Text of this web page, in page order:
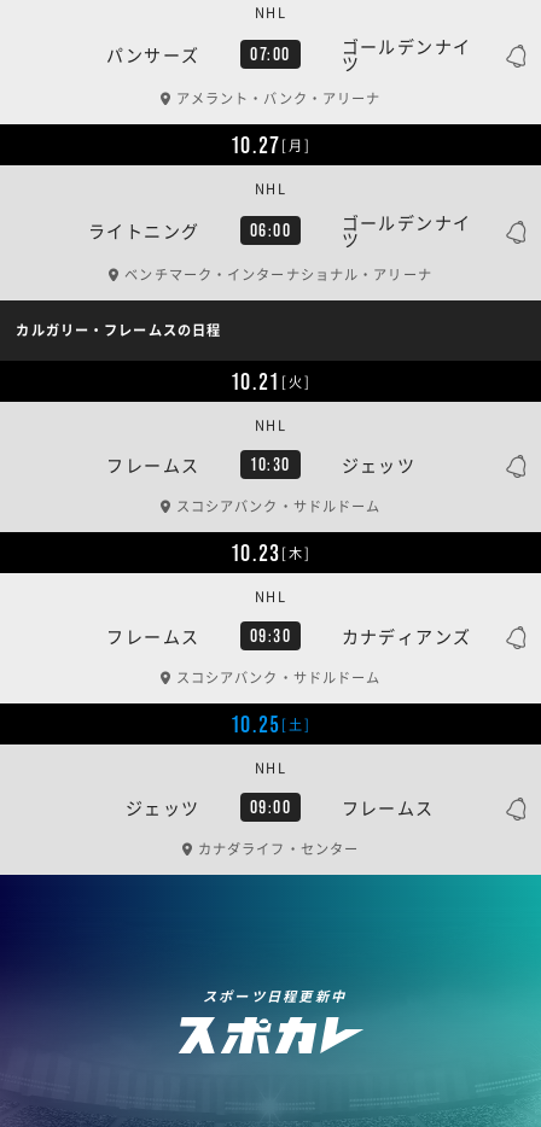
パンサーズ 07:00 ゴールデンナイ
ツ
NHL
アメラント・バンク・アリーナ
10.27[月]
ライトニング 06:00 ゴールデンナイ
ツ
NHL
ベンチマーク・インターナショナル・アリーナ
カルガリー・フレームスの日程
10.21 [火]
フレームス 10:30 ジェッツ
NHL
スコシアバンク・サドルドーム
10.23[木]
フレームス 09:30 カナディアンズ
NHL
スコシアバンク・サドルドーム
10.25[土]
ジェッツ 09:00 フレームス
NHL
カナダライフ・センター
スポーツ日程更新中